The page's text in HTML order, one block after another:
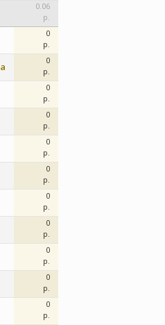
0.06
p.
0
p.
0
p.
0
p.
0
p.
0
p.
0
p.
0
p.
0
p.
0
p.
0
p.
0
p.